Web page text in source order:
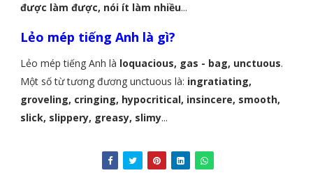
được làm được, nói ít làm nhiều...
Lẻo mép tiếng Anh là gì?
Lẻo mép tiếng Anh là loquacious, gas - bag, unctuous.
Một số từ tương đương unctuous là: ingratiating,
groveling, cringing, hypocritical, insincere, smooth,
slick, slippery, greasy, slimy...